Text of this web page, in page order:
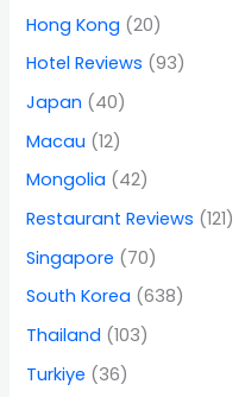
Hong Kong (20)
Hotel Reviews (93)
Japan (40)
Macau (12)
Mongolia (42)
Restaurant Reviews (121)
Singapore (70)
South Korea (638)
Thailand (103)
Turkiye (36)